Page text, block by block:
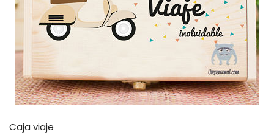
Caja viaje